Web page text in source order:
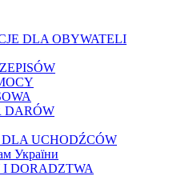
DLA OBYWATELI
DARÓW
UCHODŹCÓW
України
DORADZTWA